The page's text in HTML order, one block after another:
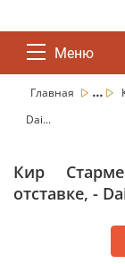
Меню
Главная ...
Dai...
Кир
отставке, -